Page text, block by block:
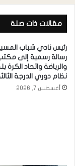
مقالات ذات صلة
رئيس نادي شباب
رسالة رسمية إلى
والرياضة واتحاد الكرة
نظام دوري الدرجة
أغسطس 7, 2026